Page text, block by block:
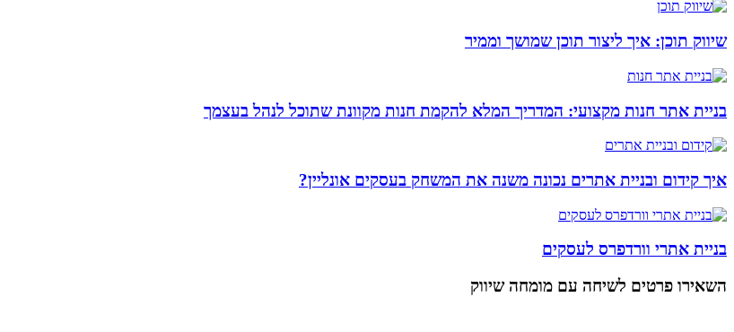
שיווק תוכן: איך ליצור תוכן שמושך וממיר
בניית אתר חנות מקצועי: המדריך המלא להקמת חנות מקוונת שתוכל לנהל בעצמך
איך קידום ובניית אתרים נכונה משנה את המשחק בעסקים אונליין?
בניית אתרי וורדפרס לעסקים
השאירו פרטים לשיחה עם מומחה שיווק